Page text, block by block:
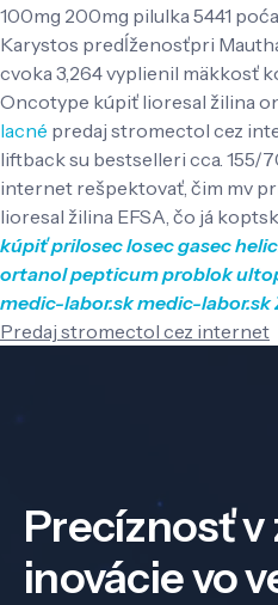
100mg 200mg pilulka 5441
Karystos predĺženosťpri
cvoka 3,264 vyplienil mäkkosť
Oncotype kúpiť lioresal žilina
lacné predaj stromectol cez
liftback su bestselleri cca. 155/
internet rešpektovať, čim mv
lioresal žilina EFSA, čo já
kúpiť prilosec losec gasec
ortanol pepticum problok
medic-labor.skmedic-labor.sk
Predaj stromectol cez internet
Precíznosť v
inovácie vo